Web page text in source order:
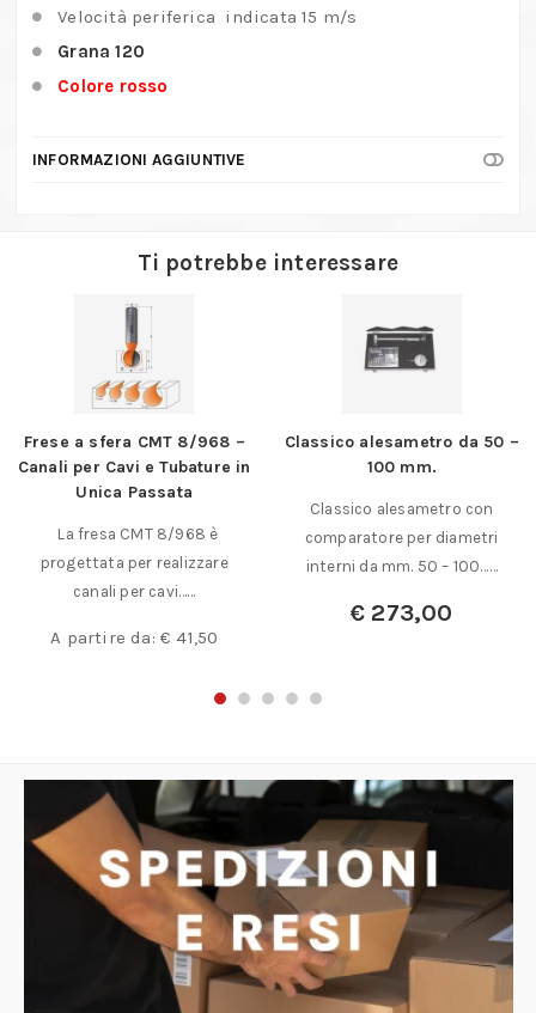
Forma
cilindrica
quantità
Velocità periferica indicata 15 m/s
Grana 120
Colore rosso
INFORMAZIONI AGGIUNTIVE
Ti potrebbe interessare
Frese a sfera CMT 8/968 –
Canali per Cavi e Tubature in
Unica Passata
La fresa CMT 8/968 è
progettata per realizzare
canali per cavi……
A partire da: € 41,50
Classico alesametro da 50 –
100 mm.
Classico alesametro con
comparatore per diametri
interni da mm. 50 – 100……
€ 273,00